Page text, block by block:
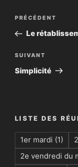
Navigation
l’article
Article
précédent
PRÉCÉDENT
Le
Article
suivant
SUIVANT
Simplicité
LISTE DES
1er mardi (1)
2e vendredi du